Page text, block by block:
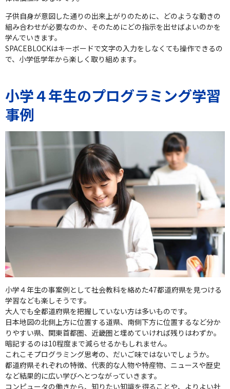
子供自身が意図した通りの出来上がりのために、どのような動きの
組み合わせが必要なのか、そのためにどの指示を出せばよいのかを
学んでいきます。
SPACEBLOCKはキーボードで文字の入力をしなくても操作できるの
で、小学低学年から楽しく取り組めます。
小学４年生のプログラミング学習
事例
小学４年生の事案例として社会教科を絡めた47都道府県を見つける
学習なども楽しそうです。
大人でも全都道府県を把握していない方は多いものです。
日本地図の北側上方に位置する道県、南側下方に位置するなど分か
りやすい県、関東首都圏、近畿圏と埋めていければ残りはわずか。
暗記するのは10程度まで減らせるかもしれません。
これこそプログラミング思考の、だいご味ではないでしょうか。
都道府県それぞれの特徴、代表的な人物や特産物、ニュースや歴史
など結果的に広い学びへとつながっていきます。
コンピュータの働きから、知りたい知識を得ることや、よりよい社